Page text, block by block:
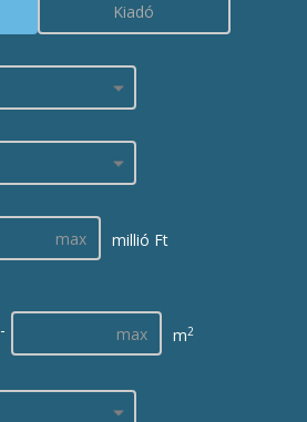
Kiadó
millió Ft
-
m2